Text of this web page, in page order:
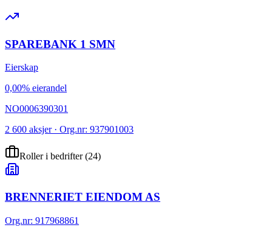
SPAREBANK 1 SMN
Eierskap
0,00% eierandel
NO0006390301
2 600 aksjer · Org.nr: 937901003
Roller i bedrifter(24)
BRENNERIET EIENDOM AS
Org.nr: 917968861